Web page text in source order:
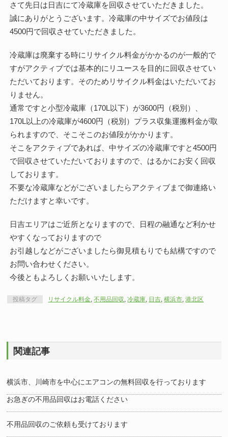
さて先日は日吉にて冷蔵庫を回収させていただきました。
誠にありがとうございます。冷蔵庫の中サイズでお値段は
4500円で回収させていただきました。
冷蔵庫は廃棄する時にリサイクル料金がかかるのが一般的で
すがアクティブでは基本的にリユースを目的に回収させてい
ただいております。そのためリサイクル料金はいただいてお
りません。
通常ですと小型冷蔵庫（170L以下）が3600円（税別）、
170L以上の冷蔵庫が4600円（税別）プラス収集運搬料金が取
られますので、そこそこのお値段がかかります。
そこをアクティブであれば、中サイズの冷蔵庫ですと4500円
で回収させていただいておりますので、はるかにお安く回収
しております。
不要な冷蔵庫などがございましたらアクティブまで御連絡い
ただけますと幸いです。
日吉エリアはご近所となりますので、日程の融通など利かせ
やすくなっておりますので
お引越しなどがございましたら御見積もりでも結構ですので
お問い合わせください。
今後ともよろしくお願いいたします。
投稿タグ リサイクル料金,不用品回収,冷蔵庫, 日吉,横浜市,港北区
関連記事
横浜市、川崎市を中心にエアコンの無料回収を行っております
お急ぎの不用品回収はお電話ください
不用品回収のご依頼も受けております